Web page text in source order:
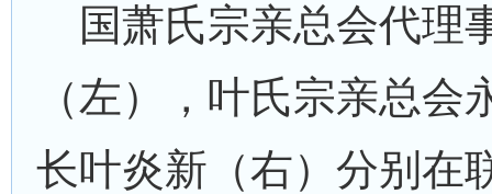
国萧氏宗亲总会代理
（左），叶氏宗亲总会
长叶炎新（右）分别在